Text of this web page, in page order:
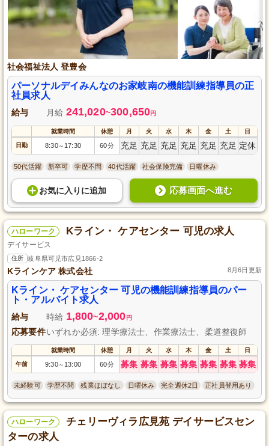
社会福祉法人 登豊会
パーソナルデイみんなのお家岐南の機能訓練指導員の正
社員求人
給与 月給 241,020~300,650円
就業時間 休憩 月 火 水 木 金 土 日
日勤 8:30～ 17:30 60分 充足 充足 充足 充足 充足 充足 定休
50代活躍 新卒可 学歴不問 40代活躍 社会保険完備 日曜休み
お気に入り に追加 応募画面へ進む
ハローワーク Kライン・ ケアセンター 可児の求人
デイサービス
住所 岐阜県可児市広見1866-2
Kラインケア 株式会社 8月6日更新
Kライン・ ケアセンター 可児の機能訓練指導員のパー
ト・アルバイト求人
給与 時給 1,800~2,000 円
応募要件いずれか必須: 理学療法士、作業療法士、柔道整復師
就業時間 休憩 月 火 水 木 金 土 日
午前 9:30～ 13:00 60分 募集 募集 募集 募集 募集 募集 募集
未経験可 学歴不問 残業ほぼなし 日曜休み 完全週休2日 正社員登用あり
ハローワーク
チェリーヴィラ広見苑 デイサービスセン
ターの求人